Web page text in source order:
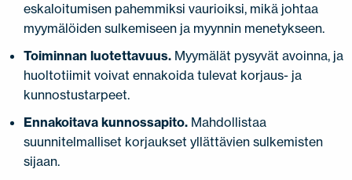
eskaloitumisen pahemmiksi vaurioiksi, mikä johtaa
myymälöiden sulkemiseen ja myynnin menetykseen.
Toiminnan luotettavuus. Myymälät pysyvät avoinna, ja
huoltotiimit voivat ennakoida tulevat korjaus- ja
kunnostustarpeet.
Ennakoitava kunnossapito. Mahdollistaa
suunnitelmalliset korjaukset yllättävien sulkemisten
sijaan.